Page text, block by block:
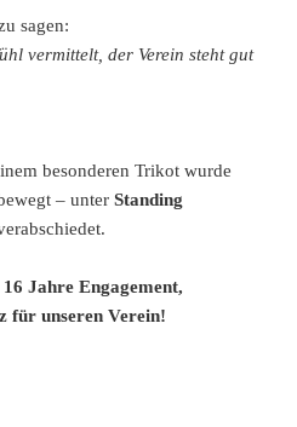
sagen:
vermittelt, der Verein steht gut
besonderen Trikot wurde
– unterStanding
Jahre Engagement,
für unseren Verein!